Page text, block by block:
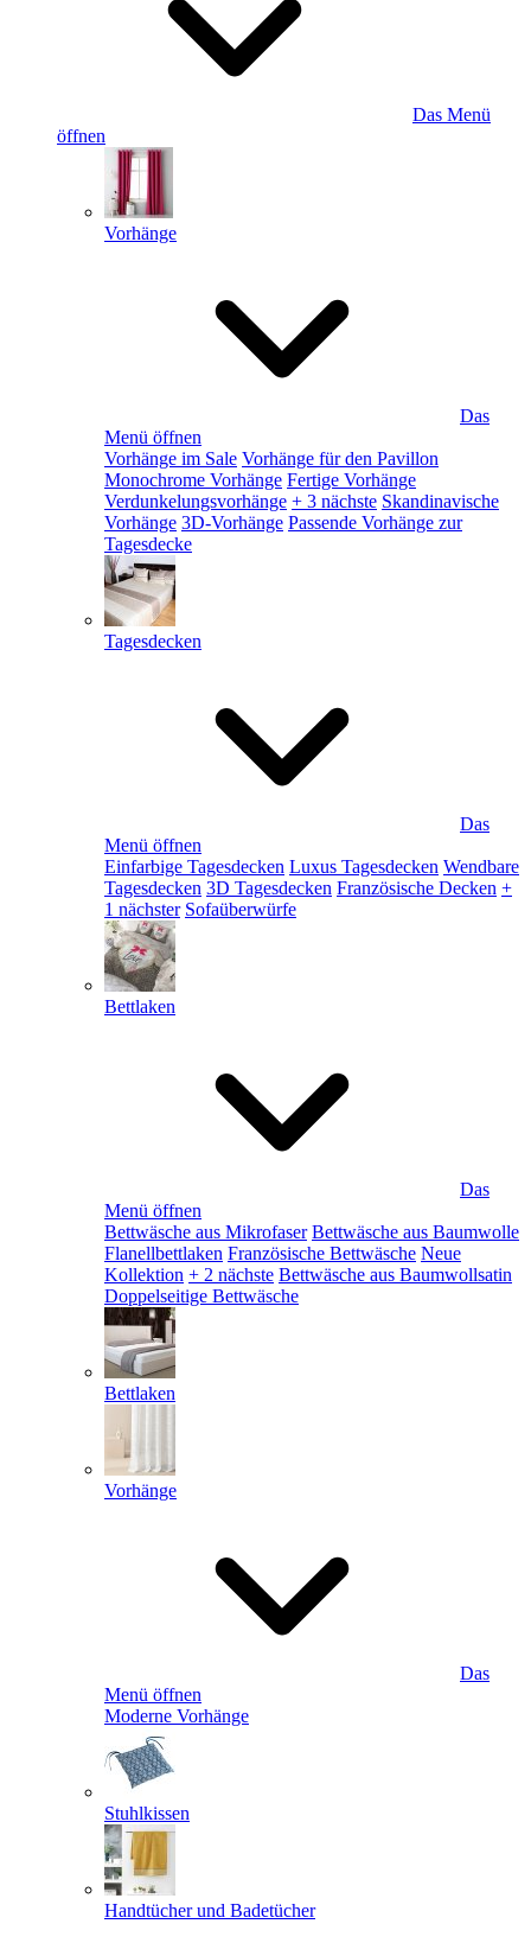
Das Menü
öffnen
Vorhänge
Das
Menü öffnen
Vorhänge im Sale Vorhänge für den Pavillon
Monochrome Vorhänge Fertige Vorhänge
Verdunkelungsvorhänge + 3 nächste Skandinavische
Vorhänge 3D-Vorhänge Passende Vorhänge zur
Tagesdecke
Tagesdecken
Das
Menü öffnen
Einfarbige Tagesdecken Luxus Tagesdecken Wendbare
Tagesdecken 3D Tagesdecken Französische Decken +
1 nächster Sofaüberwürfe
Bettlaken
Das
Menü öffnen
Bettwäsche aus Mikrofaser Bettwäsche aus Baumwolle
Flanellbettlaken Französische Bettwäsche Neue
Kollektion + 2 nächste Bettwäsche aus Baumwollsatin
Doppelseitige Bettwäsche
Bettlaken
Vorhänge
Das
Menü öffnen
Moderne Vorhänge
Stuhlkissen
Handtücher und Badetücher